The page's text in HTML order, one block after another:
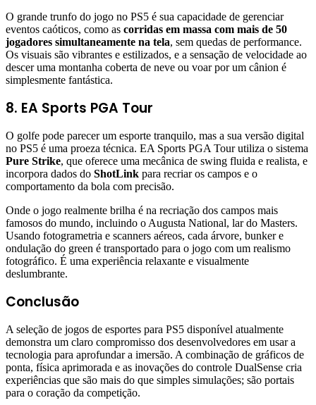
O grande trunfo do jogo no PS5 é sua capacidade de gerenciar
eventos caóticos, como as corridas em massa com mais de 50
jogadores simultaneamente na tela, sem quedas de performance.
Os visuais são vibrantes e estilizados, e a sensação de velocidade ao
descer uma montanha coberta de neve ou voar por um cânion é
simplesmente fantástica.
8. EA Sports PGA Tour
O golfe pode parecer um esporte tranquilo, mas a sua versão digital
no PS5 é uma proeza técnica. EA Sports PGA Tour utiliza o sistema
Pure Strike, que oferece uma mecânica de swing fluida e realista, e
incorpora dados do ShotLink para recriar os campos e o
comportamento da bola com precisão.
Onde o jogo realmente brilha é na recriação dos campos mais
famosos do mundo, incluindo o Augusta National, lar do Masters.
Usando fotogrametria e scanners aéreos, cada árvore, bunker e
ondulação do green é transportado para o jogo com um realismo
fotográfico. É uma experiência relaxante e visualmente
deslumbrante.
Conclusão
A seleção de jogos de esportes para PS5 disponível atualmente
demonstra um claro compromisso dos desenvolvedores em usar a
tecnologia para aprofundar a imersão. A combinação de gráficos de
ponta, física aprimorada e as inovações do controle DualSense cria
experiências que são mais do que simples simulações; são portais
para o coração da competição.